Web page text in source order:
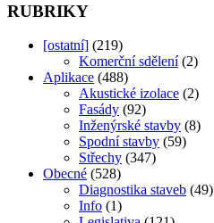
RUBRIKY
[ostatní] (219)
Komerční sdělení (2)
Aplikace (488)
Akustické izolace (2)
Fasády (92)
Inženýrské stavby (8)
Spodní stavby (59)
Střechy (347)
Obecné (528)
Diagnostika staveb (49)
Info (1)